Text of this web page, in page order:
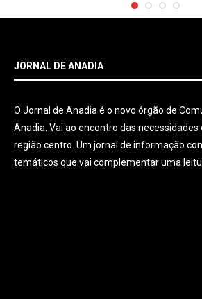
JORNAL DE ANADIA
O Jornal de Anadia é o novo órgão de
Anadia. Vai ao encontro das
região centro. Um jornal de informação
temáticos que vai complementar uma